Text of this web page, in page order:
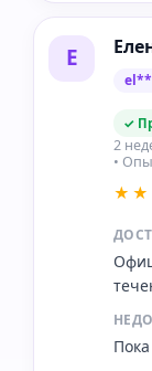
Е
✓
2
•